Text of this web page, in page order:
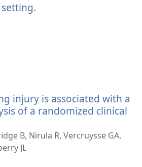
injury is associated with a
of a randomized clinical
B, Nirula R, Vercruysse GA,
JL